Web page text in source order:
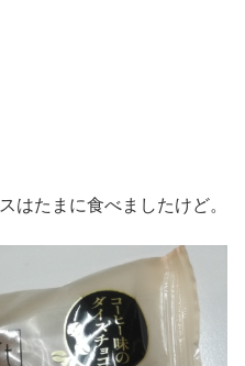
はたまに食べましたけど。